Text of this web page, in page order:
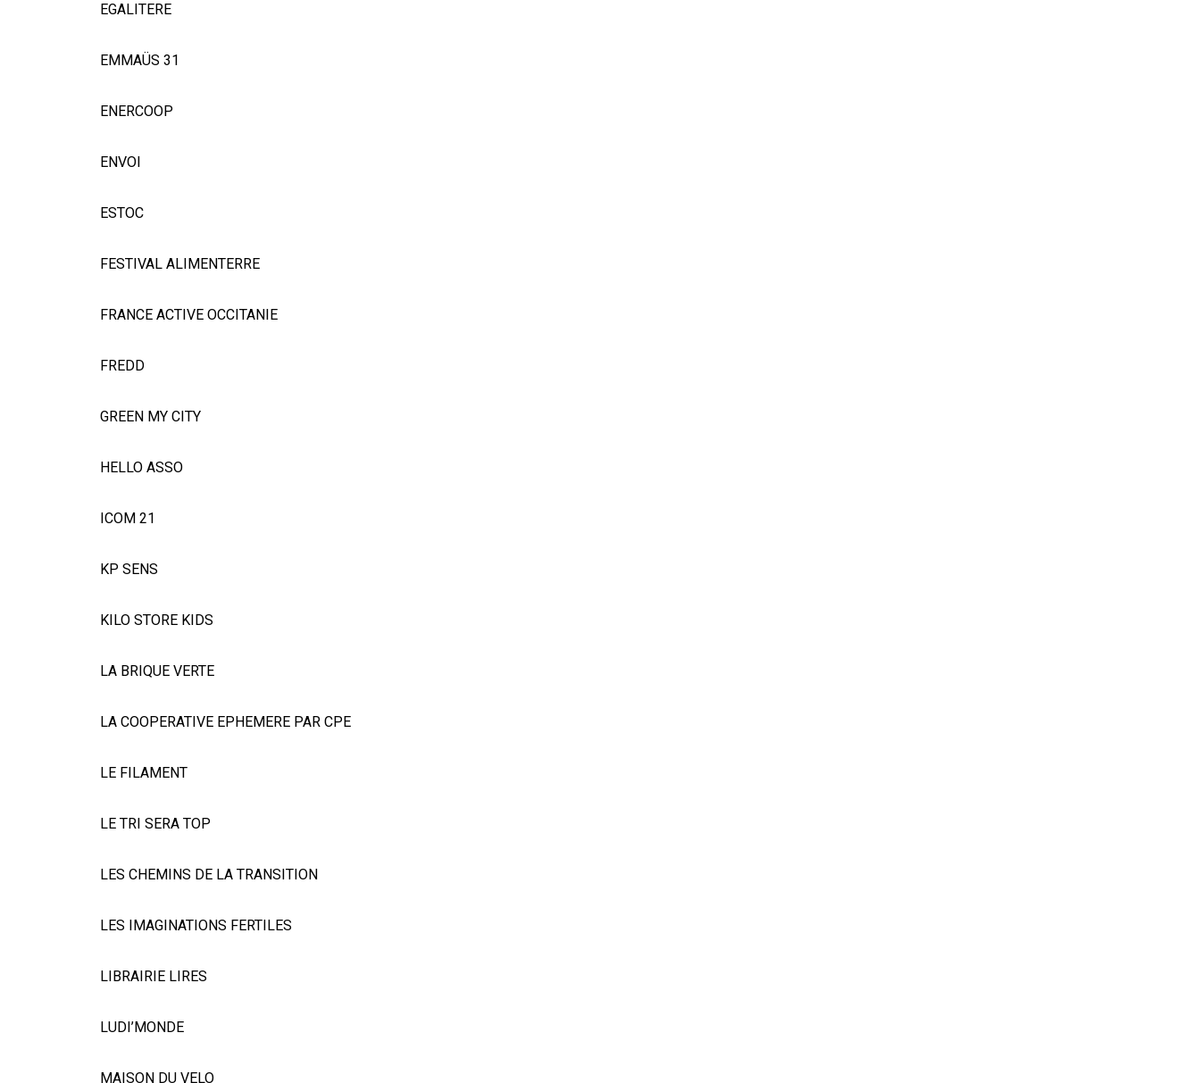
EGALITERE
EMMAÜS 31
ENERCOOP
ENVOI
ESTOC
FESTIVAL ALIMENTERRE
FRANCE ACTIVE OCCITANIE
FREDD
GREEN MY CITY
HELLO ASSO
ICOM 21
KP SENS
KILO STORE KIDS
LA BRIQUE VERTE
LA COOPERATIVE EPHEMERE PAR CPE
LE FILAMENT
LE TRI SERA TOP
LES CHEMINS DE LA TRANSITION
LES IMAGINATIONS FERTILES
LIBRAIRIE LIRES
LUDI’MONDE
MAISON DU VELO